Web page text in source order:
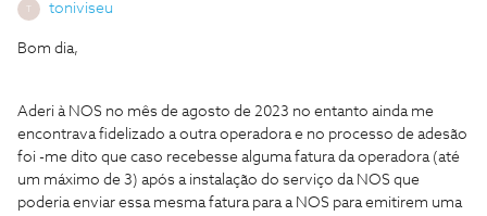
toniviseu
Bom dia,
Aderi à NOS no mês de agosto de 2023 no entanto ainda me
encontrava fidelizado a outra operadora e no processo de adesão
foi -me dito que caso recebesse alguma fatura da operadora (até
um máximo de 3) após a instalação do serviço da NOS que
poderia enviar essa mesma fatura para a NOS para emitirem uma